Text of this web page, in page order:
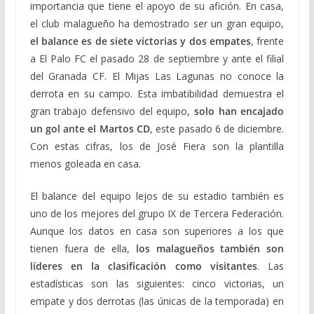
importancia que tiene el apoyo de su afición. En casa,
el club malagueño ha demostrado ser un gran equipo,
el balance es de siete victorias y dos empates, frente
a El Palo FC el pasado 28 de septiembre y ante el filial
del Granada CF. El Mijas Las Lagunas no conoce la
derrota en su campo. Esta imbatibilidad demuestra el
gran trabajo defensivo del equipo, solo han encajado
un gol ante el Martos CD, este pasado 6 de diciembre.
Con estas cifras, los de José Fiera son la plantilla
menos goleada en casa.
El balance del equipo lejos de su estadio también es
uno de los mejores del grupo IX de Tercera Federación.
Aunque los datos en casa son superiores a los que
tienen fuera de ella, los malagueños también son
líderes en la clasificación como visitantes. Las
estadísticas son las siguientes: cinco victorias, un
empate y dos derrotas (las únicas de la temporada) en